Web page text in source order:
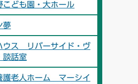
こども園・大ホール
夢
ウス リバーサイド・ヴ
談話室
護老人ホーム マーシイ